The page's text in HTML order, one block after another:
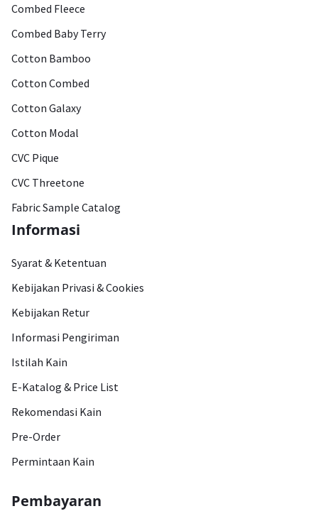
Combed Fleece
Combed Baby Terry
Cotton Bamboo
Cotton Combed
Cotton Galaxy
Cotton Modal
CVC Pique
CVC Threetone
Fabric Sample Catalog
Informasi
Syarat & Ketentuan
Kebijakan Privasi & Cookies
Kebijakan Retur
Informasi Pengiriman
Istilah Kain
E-Katalog & Price List
Rekomendasi Kain
Pre-Order
Permintaan Kain
Pembayaran